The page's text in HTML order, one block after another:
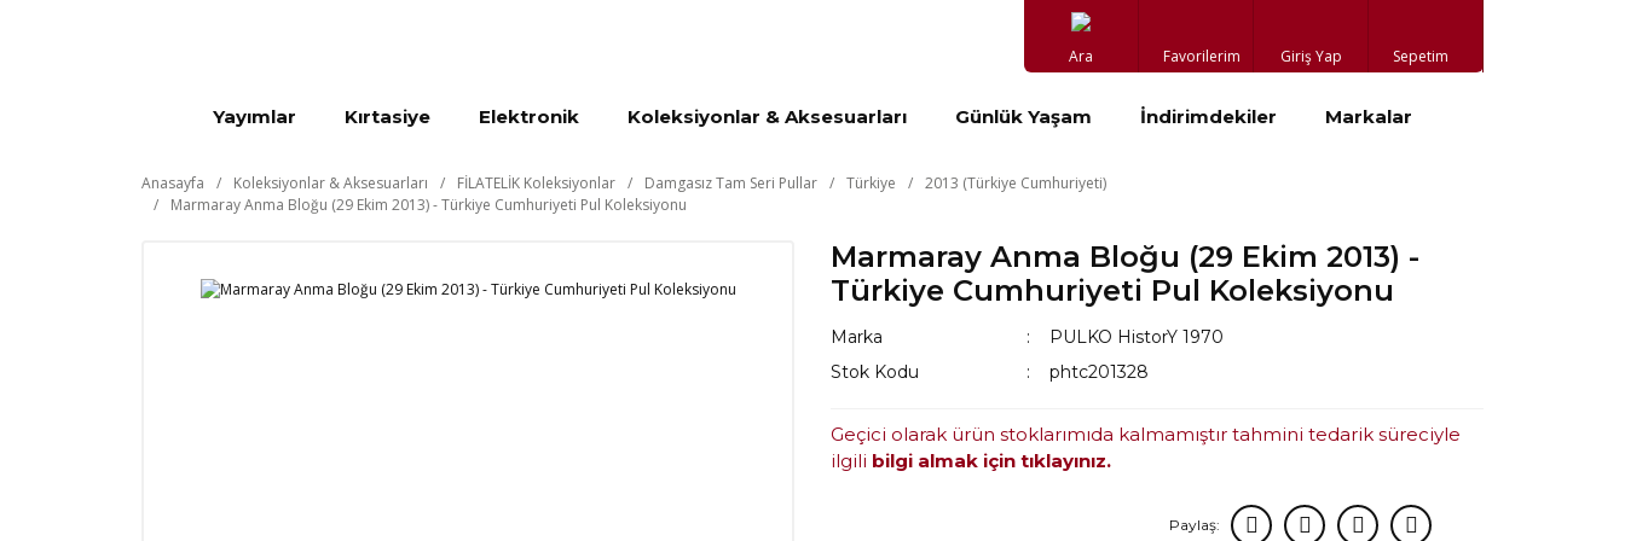
Ara Favorilerim Giriş Yap Sepetim
Yayımlar Kırtasiye Elektronik Koleksiyonlar & Aksesuarları Günlük Yaşam İndirimdekiler Markalar
Anasayfa Koleksiyonlar & Aksesuarları FİLATELİK Koleksiyonlar Damgasız Tam Seri Pullar Türkiye
2013 (Türkiye Cumhuriyeti)
Marmaray Anma Bloğu (29 Ekim 2013) - Türkiye Cumhuriyeti Pul Koleksiyonu
Marmaray Anma Bloğu (29 Ekim 2013) -
Türkiye Cumhuriyeti Pul Koleksiyonu
Marka
PULKO HistorY 1970
Stok Kodu
phtc201328
Geçici olarak ürün stoklarımıda kalmamıştır tahmini tedarik süreciyle
ilgili bilgi almak için tıklayınız.
Paylaş: